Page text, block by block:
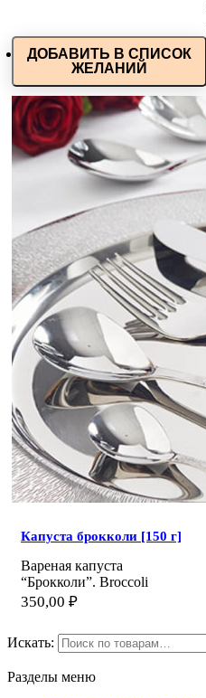
ДОБАВИТЬ В СПИСОК
ЖЕЛАНИЙ
Капуста брокколи [150 г]
Вареная капуста
“Брокколи”. Broccoli
350,00 ₽
Искать:
Разделы меню